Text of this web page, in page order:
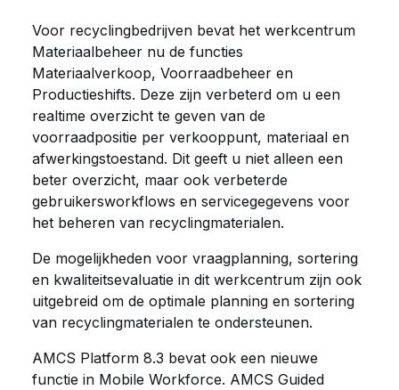
Voor recyclingbedrijven bevat het werkcentrum
Materiaalbeheer nu de functies
Materiaalverkoop, Voorraadbeheer en
Productieshifts. Deze zijn verbeterd om u een
realtime overzicht te geven van de
voorraadpositie per verkooppunt, materiaal en
afwerkingstoestand. Dit geeft u niet alleen een
beter overzicht, maar ook verbeterde
gebruikersworkflows en servicegegevens voor
het beheren van recyclingmaterialen.
De mogelijkheden voor vraagplanning, sortering
en kwaliteitsevaluatie in dit werkcentrum zijn ook
uitgebreid om de optimale planning en sortering
van recyclingmaterialen te ondersteunen.
AMCS Platform 8.3 bevat ook een nieuwe
functie in Mobile Workforce. AMCS Guided